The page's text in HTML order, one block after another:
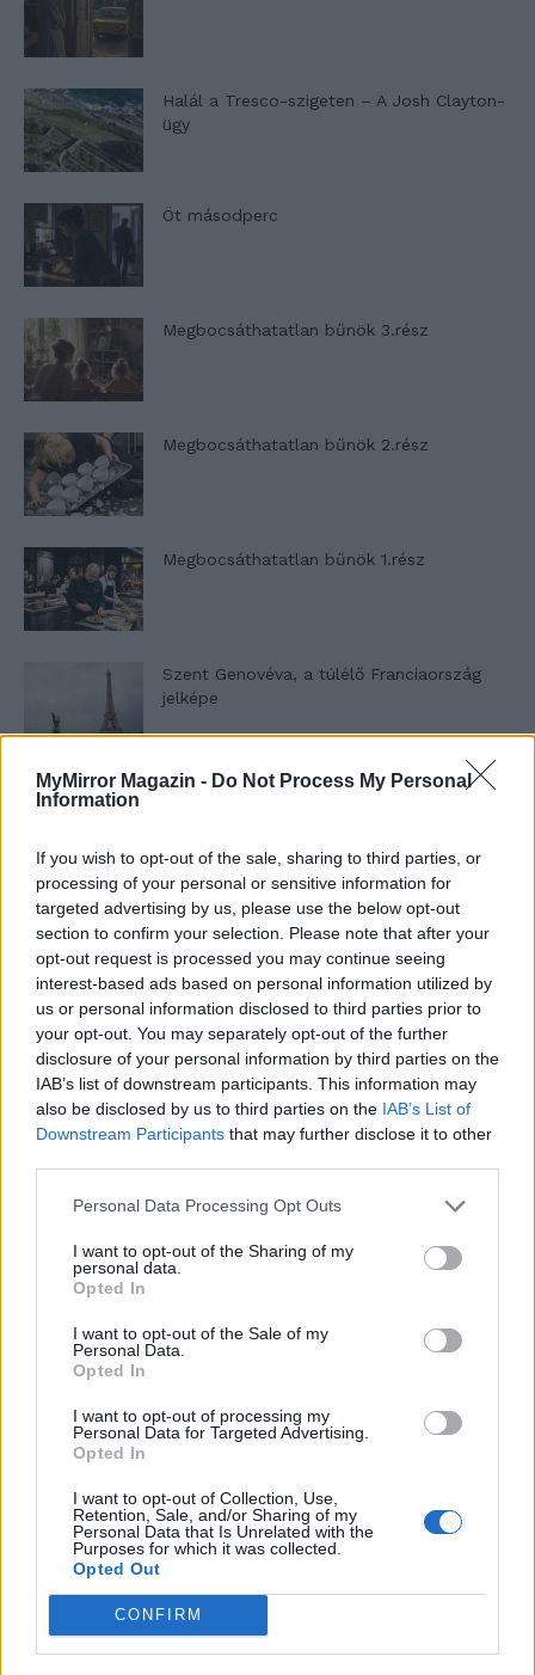
MyMirror Magazin - Do Not Process My Personal
Information
If you wish to opt-out of the sale, sharing to third parties, or
processing of your personal or sensitive information for
targeted advertising by us, please use the below opt-out
section to confirm your selection. Please note that after your
opt-out request is processed you may continue seeing
interest-based ads based on personal information utilized by
us or personal information disclosed to third parties prior to
your opt-out. You may separately opt-out of the further
disclosure of your personal information by third parties on the
IAB’s list of downstream participants. This information may
also be disclosed by us to third parties on the IAB’s List of
Downstream Participants that may further disclose it to other
Personal Data Processing Opt Outs
I want to opt-out of the Sharing of my
personal data.
Opted In
I want to opt-out of the Sale of my
Personal Data.
Opted In
I want to opt-out of processing my
Personal Data for Targeted Advertising.
Opted In
I want to opt-out of Collection, Use,
Retention, Sale, and/or Sharing of my
Personal Data that Is Unrelated with the
Purposes for which it was collected.
Opted Out
CONFIRM
Halál a Tresco-szigeten – A Josh Clayton-
ügy
Öt másodperc
Megbocsáthatatlan bűnök 3.rész
Megbocsáthatatlan bűnök 2.rész
Megbocsáthatatlan bűnök 1.rész
Szent Genovéva, a túlélő Franciaország
jelképe
Minka 12. rész
Minka 11. rész
T. szereti a fiatal lányokat 14. rész
Pedig szóltam… – Miért nem hiszünk a
A legidegesítőbb kifejezések laza
gyűjteménye
Elyna Robbs: Adéle és az örökölt árnyak
A világ legismertebb ruhái